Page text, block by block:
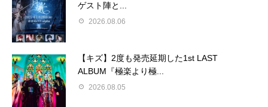
ゲスト陣と...
2026.08.06
【キズ】2度も発売延期した1st LAST
ALBUM『極楽より極...
2026.08.05